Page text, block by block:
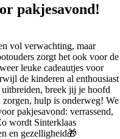
pakjesavond!
vol verwachting, maar
zorgt het ook voor de
leuke cadeautjes voor
de kinderen al enthousiast
breek jij je hoofd
hulp is onderweg! We
pakjesavond: verrassend,
wordt Sinterklaas
en gezelligheid🎁